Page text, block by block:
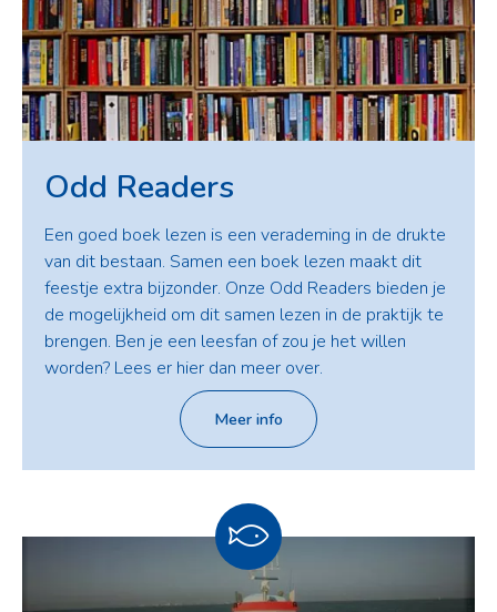
Odd Readers
Een goed boek lezen is een verademing in de drukte
van dit bestaan. Samen een boek lezen maakt dit
feestje extra bijzonder. Onze Odd Readers bieden je
de mogelijkheid om dit samen lezen in de praktijk te
brengen. Ben je een leesfan of zou je het willen
worden? Lees er hier dan meer over.
Meer info